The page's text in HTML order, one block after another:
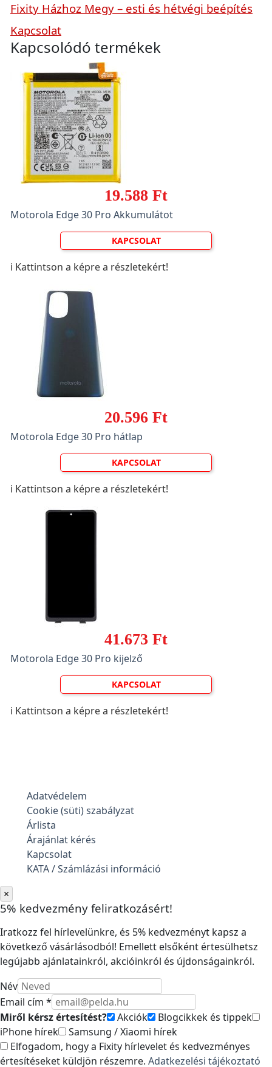
Fixity Házhoz Megy – esti és hétvégi beépítés
Kapcsolat
Kapcsolódó termékek
19.588 Ft
Motorola Edge 30 Pro Akkumulátot
KAPCSOLAT
ℹ️ Kattintson a képre a részletekért!
20.596 Ft
Motorola Edge 30 Pro hátlap
KAPCSOLAT
ℹ️ Kattintson a képre a részletekért!
41.673 Ft
Motorola Edge 30 Pro kijelző
KAPCSOLAT
ℹ️ Kattintson a képre a részletekért!
Adatvédelem
Cookie (süti) szabályzat
Árlista
Árajánlat kérés
Kapcsolat
KATA / Számlázási információ
×
5% kedvezmény feliratkozásért!
Iratkozz fel hírlevelünkre, és 5% kedvezményt kapsz a
következő vásárlásodból! Emellett elsőként értesülhetsz
legújabb ajánlatainkról, akcióinkról és újdonságainkról.
Név
Email cím *
Miről kérsz értesítést?
Akciók
Blogcikkek és tippek
iPhone hírek
Samsung / Xiaomi hírek
Elfogadom, hogy a Fixity hírlevelet és kedvezményes
értesítéseket küldjön részemre. Adatkezelési tájékoztató